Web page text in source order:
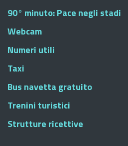
90° minuto: Pace negli stadi
Webcam
Numeri utili
Taxi
Bus navetta gratuito
Trenini turistici
Strutture ricettive